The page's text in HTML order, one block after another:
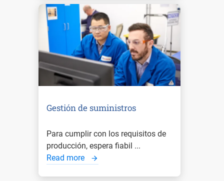
Gestión de suministros
Para cumplir con los requisitos de
producción, espera fiabil ...
Read more